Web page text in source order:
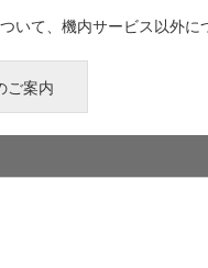
いて、機内サービス以外
ご案内